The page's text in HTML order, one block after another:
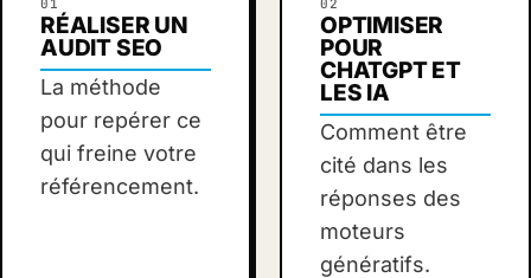
01
RÉALISER UN
AUDIT SEO
La méthode
pour repérer ce
qui freine votre
référencement.
02
OPTIMISER
POUR
CHATGPT ET
LES IA
Comment être
cité dans les
réponses des
moteurs
génératifs.